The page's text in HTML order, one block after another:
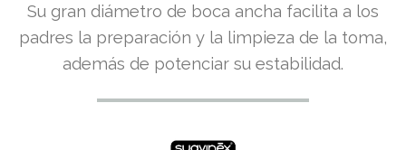
Su gran diámetro de boca ancha facilita a los
padres la preparación y la limpieza de la toma,
además de potenciar su estabilidad.